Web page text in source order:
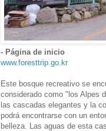
- Página de inicio
www.foresttrip.go.kr
Este bosque recreativo se
considerado como "los Alpes
las cascadas elegantes y la
podrá encontrarse con un
belleza. Las aguas de esta